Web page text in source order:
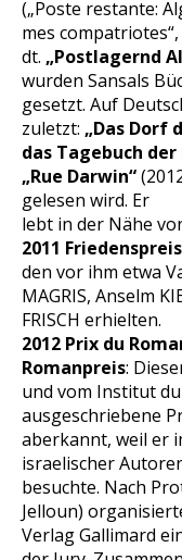
(„Poste restante:
mes compatriotes“,
dt. „Postlagernd
wurden Sansals
gesetzt. Auf
zuletzt: „Das Dorf
das Tagebuch
„Rue Darwin“
gelesen wird. Er
lebt in der Nähe
2011
den vor ihm etwa
MAGRIS, Anselm
FRISCH erhielten.
2012 Prix du
Romanpreis:
und vom Institut
ausgeschriebene
aberkannt, weil er
israelischer
besuchte. Nach
Jelloun)
Verlag Gallimard